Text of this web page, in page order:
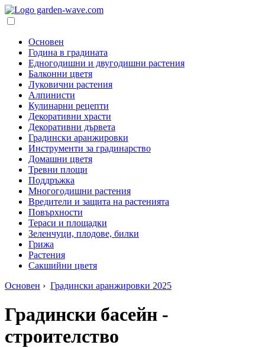
Основен
Година в градината
Едногодишни и двугодишни растения
Балконни цветя
Луковични растения
Алпинисти
Кулинарни рецепти
Декоративни храсти
Декоративни дървета
Градински аранжировки
Инструменти за градинарство
Домашни цветя
Тревни площи
Поддръжка
Многогодишни растения
Вредители и защита на растенията
Повърхности
Тераси и площадки
Зеленчуци, плодове, билки
Грижа
Растения
Сакшийни цветя
Основен › Градински аранжировки 2025
Градински басейн -
строителство